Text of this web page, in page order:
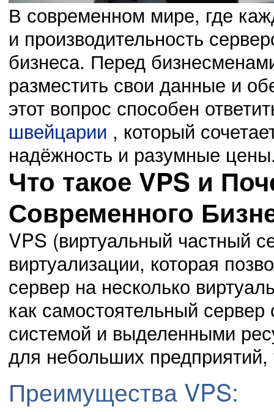
23:42:00
Сведения о проведении месячных мероприятий,
02.11.14
23:41:00
Выбрали нового председателя Октябрьского района
В современном мире, где
и производительность
бизнеса. Перед
разместить свои данные и
этот вопрос способен
швейцарии , который
надёжность и разумные
Что такое VPS и
Современного
VPS (виртуальный частный
виртуализации, которая
сервер на несколько
как самостоятельный
системой и выделенными
для небольших
Преимущества VPS: